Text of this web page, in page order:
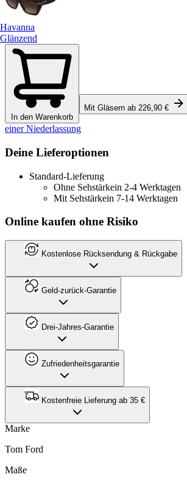
Havanna
Glänzend
In den Warenkorb
Mit Gläsern ab 226,90 €
einer Niederlassung
Deine Lieferoptionen
Standard-Lieferung
Ohne Sehstärkein 2-4 Werktagen
Mit Sehstärkein 7-14 Werktagen
Online kaufen ohne Risiko
Kostenlose Rücksendung & Rückgabe
Geld-zurück-Garantie
Drei-Jahres-Garantie
Zufriedenheitsgarantie
Kostenfreie Lieferung ab 35 €
Marke
Tom Ford
Maße